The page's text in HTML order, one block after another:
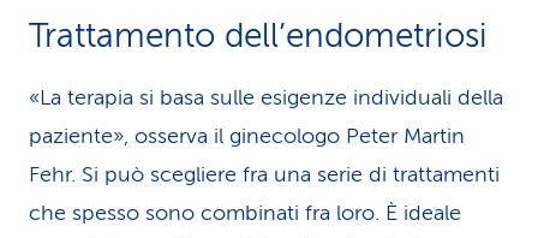
Trattamento dell’endometriosi
«La terapia si basa sulle esigenze individuali della
paziente», osserva il ginecologo Peter Martin
Fehr. Si può scegliere fra una serie di trattamenti
che spesso sono combinati fra loro. È ideale